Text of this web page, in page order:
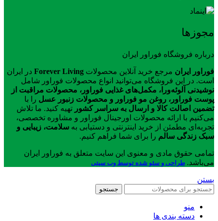
مجوزها
درباره فروشگاه فوراور ایران
فوراور ایران مرجع خرید آنلاین محصولات Forever Living در ایران
است. در این فروشگاه می‌توانید انواع محصولات فوراور شامل
نوشیدنی آلوئه‌ورا، مکمل‌های غذایی فوراور، محصولات مراقبت از
پوست فوراور، روغن مو فوراور و محصولات زنبور عسل را با
تضمین اصالت کالا و ارسال به سراسر کشور تهیه کنید. ما تلاش
می‌کنیم با ارائه محصولات اورجینال فوراور و مشاوره تخصصی،
تجربه‌ای مطمئن از خرید اینترنتی و دستیابی به سلامت، زیبایی و
سبک زندگی سالم را برای شما فراهم کنیم.
تمامی حقوق مادی و معنوی این سایت متعلق به فوراور ایران
می‌باشد. طراحی و سئو شده توسط وب سیتی
بستن
جستجو
منو
دسته بندی ها